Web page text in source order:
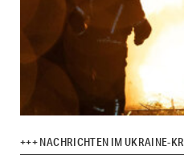
+++ NACHRICHTEN IM UKRAINE-